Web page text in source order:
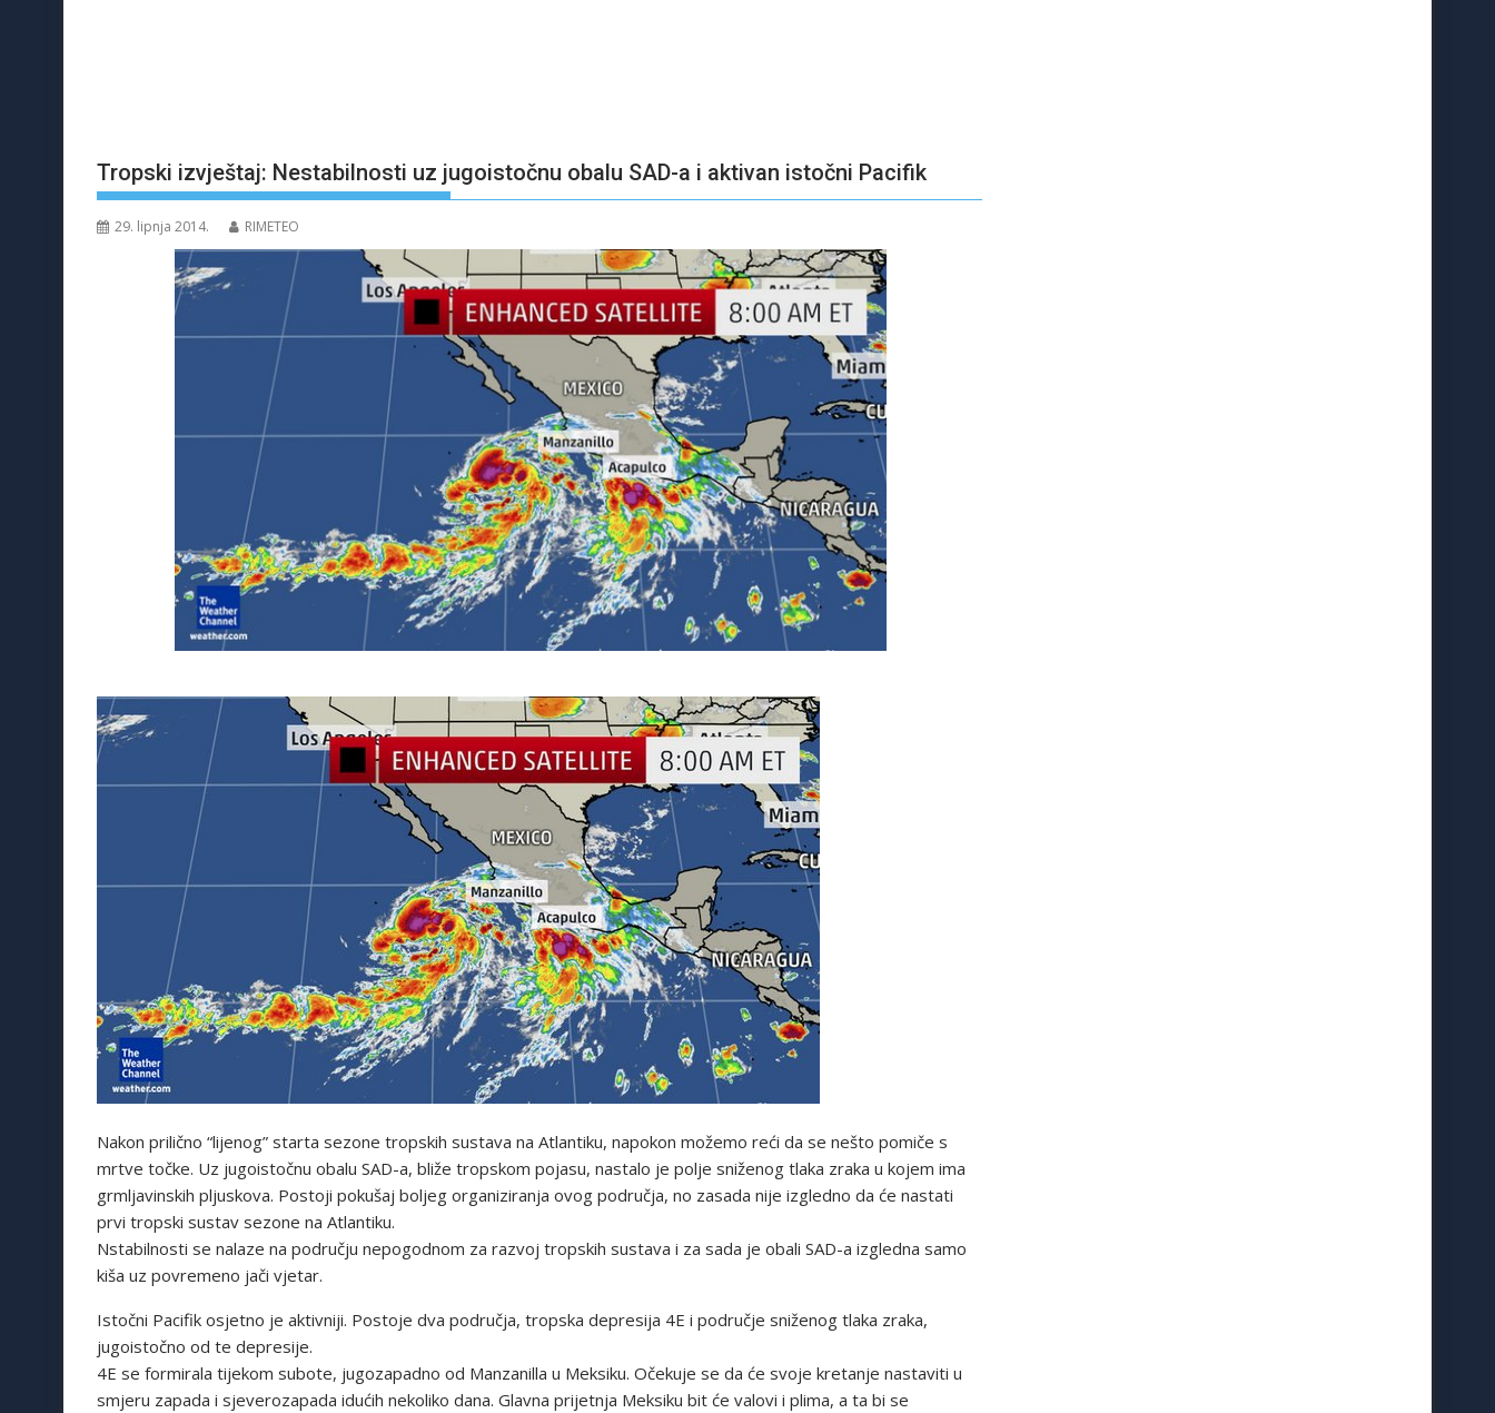
Tropski izvještaj: Nestabilnosti uz jugoistočnu obalu SAD-a i aktivan istočni Pacifik
29. lipnja 2014. RIMETEO
Nakon prilično “lijenog” starta sezone tropskih sustava na Atlantiku, napokon možemo reći da se nešto pomiče s
mrtve točke. Uz jugoistočnu obalu SAD-a, bliže tropskom pojasu, nastalo je polje sniženog tlaka zraka u kojem ima
grmljavinskih pljuskova. Postoji pokušaj boljeg organiziranja ovog područja, no zasada nije izgledno da će nastati
prvi tropski sustav sezone na Atlantiku.
Nstabilnosti se nalaze na području nepogodnom za razvoj tropskih sustava i za sada je obali SAD-a izgledna samo
kiša uz povremeno jači vjetar.
Istočni Pacifik osjetno je aktivniji. Postoje dva područja, tropska depresija 4E i područje sniženog tlaka zraka,
jugoistočno od te depresije.
4E se formirala tijekom subote, jugozapadno od Manzanilla u Meksiku. Očekuje se da će svoje kretanje nastaviti u
smjeru zapada i sjeverozapada idućih nekoliko dana. Glavna prijetnja Meksiku bit će valovi i plima, a ta bi se